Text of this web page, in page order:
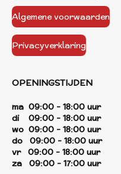
Algemene voorwaarden
Privacyverklaring
OPENINGSTIJDEN
ma 09:00 - 18:00 uur
di 09:00 - 18:00 uur
wo 09:00 - 18:00 uur
do 09:00 - 18:00 uur
vr 09:00 - 18:00 uur
za 09:00 - 17:00 uur